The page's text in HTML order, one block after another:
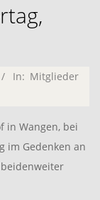
In: Mitglieder
in Wangen, bei
im Gedenken an